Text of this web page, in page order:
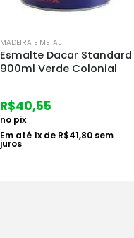
MADEIRA E METAL
Esmalte Dacar Standard
900ml Verde Colonial
R$40,55
no pix
Em até1x de R$41,80 sem
juros